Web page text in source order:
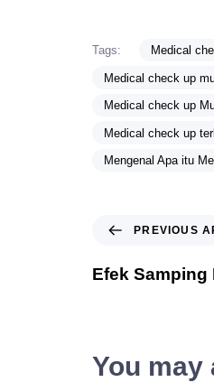
Tags: Medical
Medical check up
Medical check up
Medical check up
Mengenal Apa itu
PREVIOUS
Efek Samping
You may